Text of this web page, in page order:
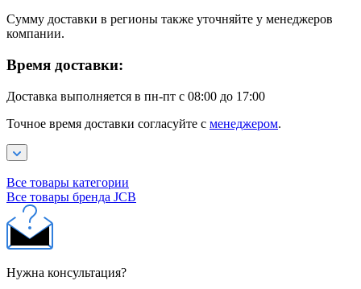
Сумму доставки в регионы также уточняйте у менеджеров
компании.
Время доставки:
Доставка выполняется в пн-пт с 08:00 до 17:00
Точное время доставки согласуйте с менеджером.
Все товары категории
Все товары бренда JCB
Нужна консультация?